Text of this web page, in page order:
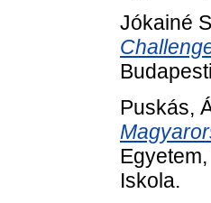
Jókainé
Puskás,
Iskola.